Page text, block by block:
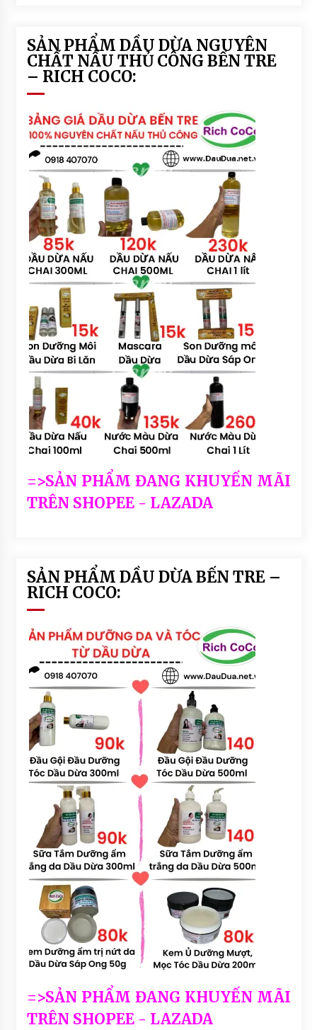
SẢN PHẨM DẦU DỪA NGUYÊN
CHẤT NẤU THỦ CÔNG BẾN TRE
– RICH COCO:
=>SẢN PHẨM ĐANG KHUYẾN MÃI
TRÊN SHOPEE - LAZADA
SẢN PHẨM DẦU DỪA BẾN TRE –
RICH COCO:
=>SẢN PHẨM ĐANG KHUYẾN MÃI
TRÊN SHOPEE - LAZADA